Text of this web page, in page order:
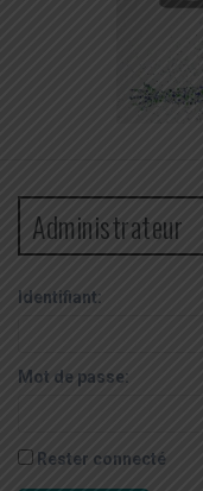
Administrateur
Identifiant:
Mot de passe:
Rester connecté